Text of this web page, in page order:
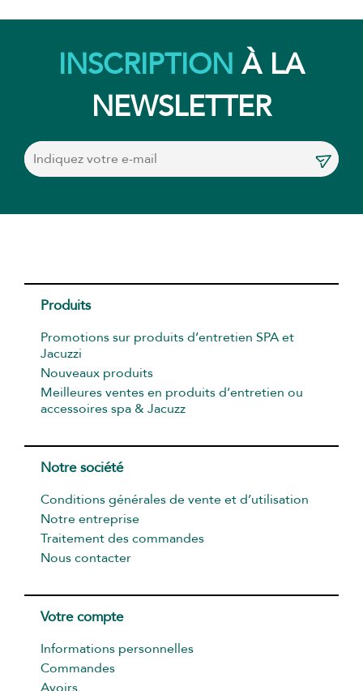
INSCRIPTION À LA
NEWSLETTER
Produits
Promotions sur produits d’entretien SPA et
Jacuzzi
Nouveaux produits
Meilleures ventes en produits d’entretien ou
accessoires spa & Jacuzz
Notre société
Conditions générales de vente et d’utilisation
Notre entreprise
Traitement des commandes
Nous contacter
Votre compte
Informations personnelles
Commandes